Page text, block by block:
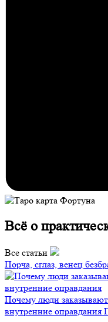
Всё о
Все статьи
Порча, сглаз, венец
Почему люди
внутренние оправдания